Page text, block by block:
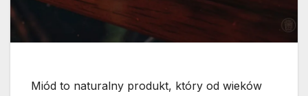
Miód to naturalny produkt, który od wieków